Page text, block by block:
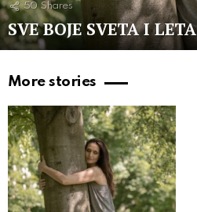
50 Shares
SVE BOJE SVETA I LETA
More stories